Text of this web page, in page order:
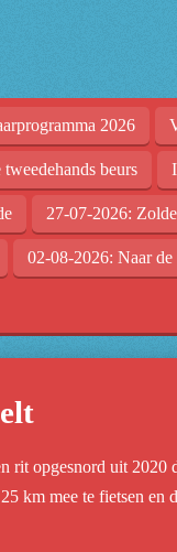
2026
tweedehands beurs
27-07-2026:
02-08-2026: Naar
rit opgesnord uit
km mee te fietsen